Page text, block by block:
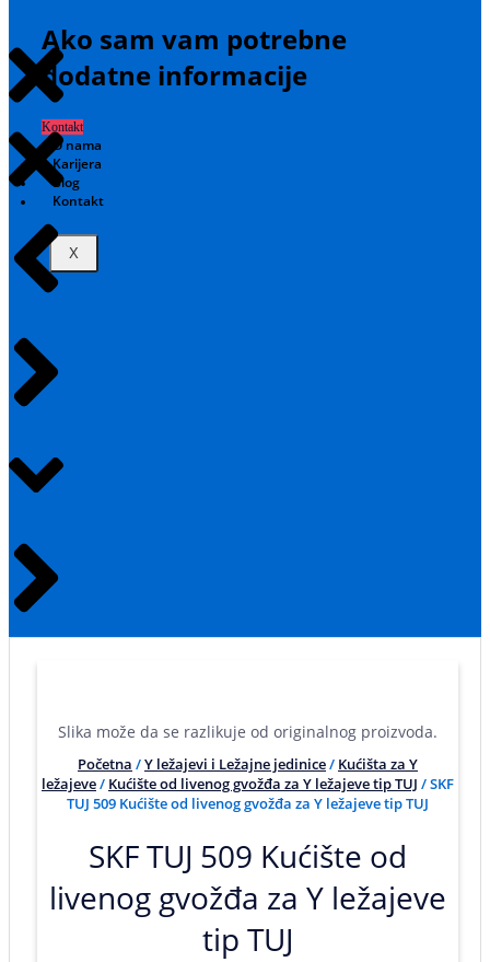
Ako sam vam potrebne
dodatne informacije
Kontakt
O nama
Karijera
Blog
Kontakt
X
Slika može da se razlikuje od originalnog proizvoda.
Početna /Y ležajevi i Ležajne jedinice/ Kućišta za Y
ležajeve/ Kućište od livenog gvožđa za Y ležajeve tip TUJ / SKF
TUJ 509 Kućište od livenog gvožđa za Y ležajeve tip TUJ
SKF TUJ 509 Kućište od
livenog gvožđa za Y ležajeve
tip TUJ